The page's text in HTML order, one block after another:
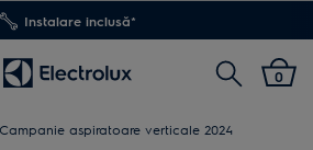
inclus pentru comenzi >4.999 lei
Cautare0
Campanie aspiratoare verticale 2024